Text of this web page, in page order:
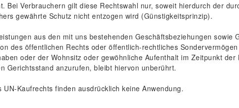
Bei Verbrauchern gilt diese Rechtswahl nur, soweit hierdurch der
gewährte Schutz nicht entzogen wird (Günstigkeitsprinzip).
aus den mit uns bestehenden Geschäftsbeziehungen
des öffentlichen Rechts oder öffentlich-rechtliches
oder der Wohnsitz oder gewöhnliche Aufenthalt im Zeitpunkt
Gerichtsstand anzurufen, bleibt hiervon unberührt.
UN-Kaufrechts finden ausdrücklich keine Anwendung.